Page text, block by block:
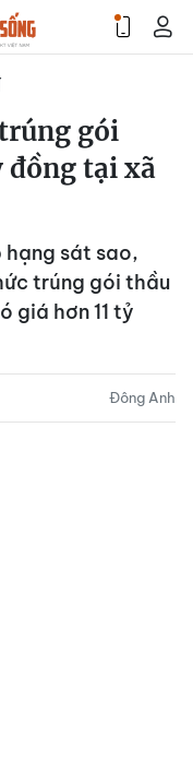
gói
đồng tại xã
sát sao,
trúng gói thầu
giá hơn 11 tỷ
Đông Anh